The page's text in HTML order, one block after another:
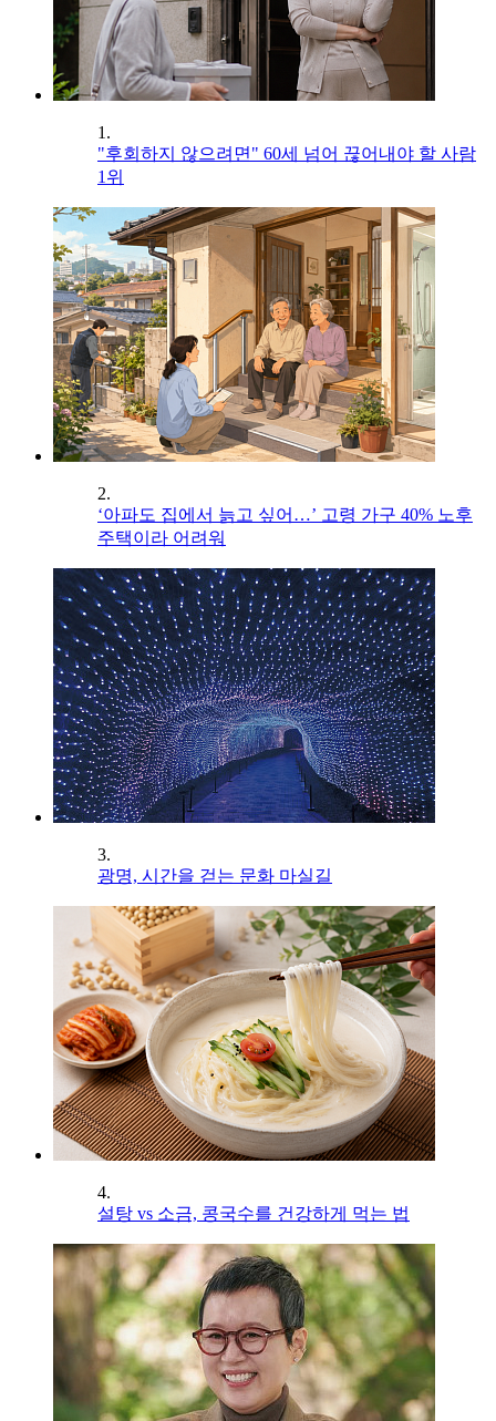
1.
"후회하지 않으려면" 60세 넘어 끊어내야 할 사람
1위
2.
‘아파도 집에서 늙고 싶어…’ 고령 가구 40% 노후
주택이라 어려워
3.
광명, 시간을 걷는 문화 마실길
4.
설탕 vs 소금, 콩국수를 건강하게 먹는 법